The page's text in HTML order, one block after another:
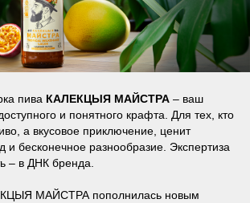
пива КАЛЕКЦЫЯ МАЙСТРА – ваш
и понятного крафта. Для тех, кто
а вкусовое приключение, ценит
и бесконечное разнообразие. Экспертиза
– в ДНК бренда.
МАЙСТРА пополнилась новым